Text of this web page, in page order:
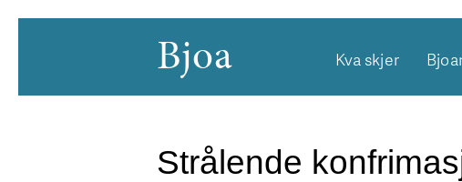
Bjoa Kva skjer
Strålende